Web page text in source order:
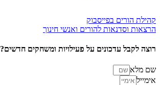
קהילת הורים בפייסבוק
הרצאות וסדנאות להורים ואנשי חינוך
רוצה לקבל עדכונים על פעילויות ומשחקים חדשים?
שם מלא
אימייל